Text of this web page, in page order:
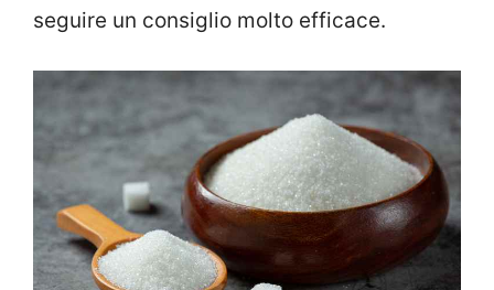
seguire un consiglio molto efficace.